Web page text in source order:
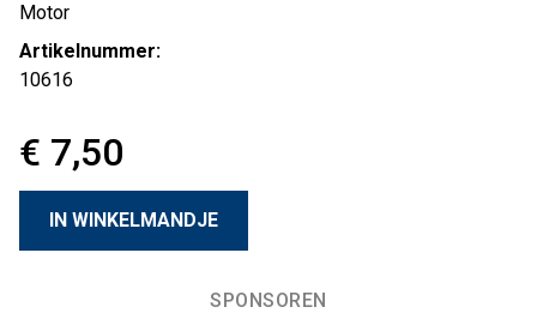
Motor
Artikelnummer:
10616
€ 7,50
SPONSOREN